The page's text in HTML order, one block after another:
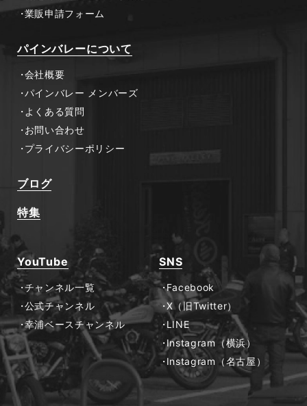
業販申請フォーム
パインバレーについて
会社概要
パインバレー メンバーズ
よくある質問
お問い合わせ
プライバシーポリシー
ブログ
特集
YouTube
チャンネル一覧
公式チャンネル
幸浦ベースチャンネル
SNS
Facebook
X（旧Twitter）
LINE
Instagram（横浜）
Instagram（名古屋）